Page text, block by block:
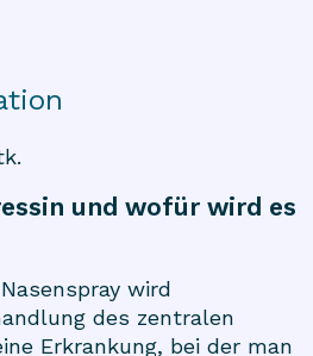
und wofür wird es
wird
des zentralen
Erkrankung, bei der man